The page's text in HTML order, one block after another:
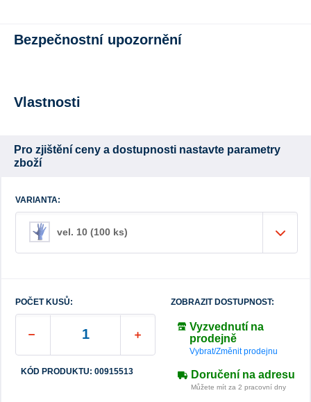
Bezpečnostní upozornění
Vlastnosti
Pro zjištění ceny a dostupnosti nastavte parametry
zboží
VARIANTA:
vel. 10 (100 ks)
POČET KUSŮ:
KÓD PRODUKTU: 00915513
ZOBRAZIT DOSTUPNOST:
Vyzvednutí na
prodejně
Vybrat/Změnit prodejnu
Doručení na adresu
Můžete mít za 2 pracovní dny